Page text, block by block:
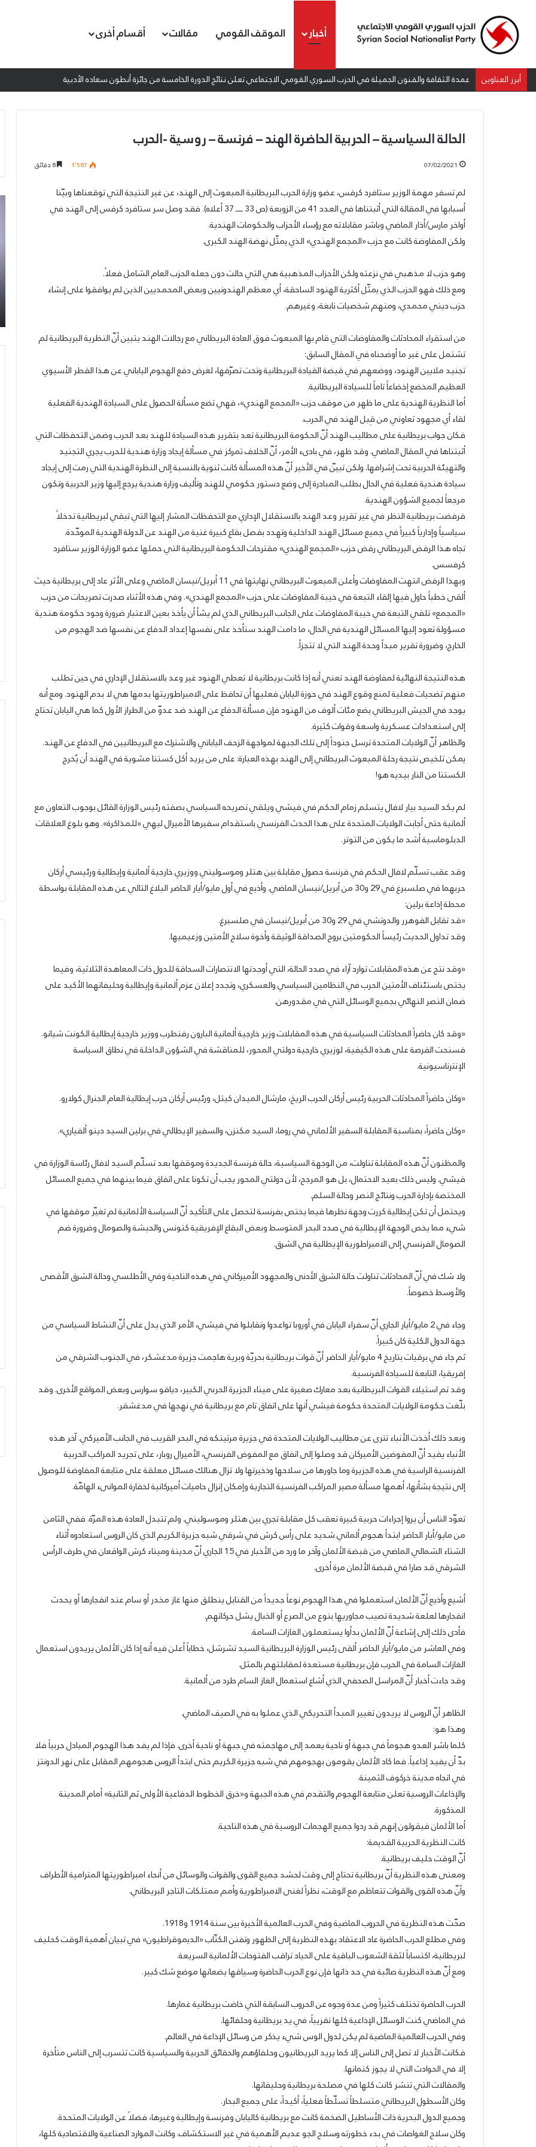
أخبار الموقف القومي مقالات أقسام أخرى
أبرز العناوين عمدة الثقافة والفنون الجميلة في الحزب السوري القومي الاجتماعي تعلن نتائج الدورة الخامسة من جائزة أنطون سعاده الأدبية
الحالة السياسية – الحربية الحاضرة الهند – فرنسة – روسية -الحرب
07/02/2021 1٬587
لم تسفر مهمة الوزير ستافرد كرفس، عضو وزارة الحرب البريطانية المبعوث إلى الهند، عن غير النتيجة التي توقعناها وبيّنا
أسبابها في المقالة التي أثبتناها في العدد 41 من الزوبعة (ص 33 ــــ 37 أعلاه). فقد وصل سر ستافرد كرفس إلى الهند في
أواخر مارس/أذار الماضي وباشر مقابلاته مع رؤساء الأحزاب والحكومات الهندية.
ولكن المفاوضة كانت مع حزب «المجمع الهندي» الذي يمثّل نهضة الهند الكبرى.
وهو حزب لا مذهبي في نزعته ولكن الأحزاب المذهبية هي التي حالت دون جعله الحزب العام الشامل فعلاً.
ومع ذلك فهو الحزب الذي يمثّل أكثرية الهنود الساحقة، أي معظم الهندونيين وبعض المحمديين الذين لم يوافقوا على إنشاء
حزب ديني محمدي، ومنهم شخصيات نابغة، وغيرهم.
من استقراء المحادثات والمفاوضات التي قام بها المبعوث فوق العادة البريطاني مع رجالات الهند يتبين أنّ النظرية البريطانية لم
تشتمل على غير ما أوضحناه في المقال السابق:
تجنيد ملايين الهنود، ووضعهم في قبضة القيادة البريطانية وتحت تصرّفها، لغرض دفع الهجوم الياباني عن هذا القطر الأسيوي
العظيم المخضع إخضاعاً تاماً للسيادة البريطانية.
أما النظرية الهندية على ما ظهر من موقف حزب «المجمع الهندي»، فهي تضع مسألة الحصول على السيادة الهندية الفعلية
لقاء أي مجهود تعاوني من قِبل الهند في الحرب.
فكان جواب بريطانية على مطاليب الهند أنّ الحكومة البريطانية تعد بتقرير هذه السيادة للهند بعد الحرب وضمن التحفظات التي
أثبتناها في المقال الماضي. وقد ظهر، في بادىء الأمر، أنّ الخلاف تمركز في مسألة إيجاد وزارة هندية للحرب يجري التجنيد
والتهيئة الحربية تحت إشرافها. ولكن تبيّن في الأخير أنّ هذه المسألة كانت ثنوية بالنسبة إلى النظرة الهندية التي رمت إلى إيجاد
سيادة هندية فعلية في الحال بطلب المبادرة إلى وضع دستور حكومي للهند وتأليف وزارة هندية يرجع إليها وزير الحربية وتكون
مرجعاً لجميع الشؤون الهندية.
فرفضت بريطانية النظر في غير تقرير وعد الهند بالاستقلال الإداري مع التحفظات المشار إليها التي تبقي لبريطانية تدخلاً
سياسياً وإدارياً كبيراً في جميع مسائل الهند الداخلية وتهدد بفصل بقاع كبيرة غنية من الهند عن الدولة الهندية الموحّدة.
تجاه هذا الرفض البريطاني رفض حزب «المجمع الهندي» مقترحات الحكومة البريطانية التي حملها عضو الوزارة الوزير ستافرد
كرفسس.
وبهذا الرفض انتهت المفاوضات وأعلن المبعوث البريطاني نهايتها في 11 أبريل/نيسان الماضي وعلى الأثر عاد إلى بريطانية حيث
ألقى خطباً حاول فيها إلقاء التبعة في خيبة المفاوضات على حزب «المجمع الهندي». وفي هذه الأثناء صدرت تصريحات من حزب
«المجمع» تلقي التبعة في خيبة المفاوضات على الجانب البريطاني الذي لم يشأ أن يأخذ بعين الاعتبار ضرورة وجود حكومة هندية
مسؤولة تعود إليها المسائل الهندية في الحال، ما دامت الهند ستأخذ على نفسها إعداد الدفاع عن نفسها ضد الهجوم من
الخارج، وضرورة تقرير مبدأ وحدة الهند التي لا تتجزأ.
هذه النتيجة النهائية لمفاوضة الهند تعني أنه إذا كانت بريطانية لا تعطي الهنود غير وعد بالاستقلال الإداري في حين تطلب
منهم تضحيات فعلية لمنع وقوع الهند في حوزة اليابان فعليها أن تحافظ على الامبراطوريتها بدمها هي لا بدم الهنود. ومع أنه
يوجد في الجيش البريطاني بضع مئات ألوف من الهنود فإن مسألة الدفاع عن الهند ضد عدوّ من الطراز الأول كما هي اليابان تحتاج
إلى استعدادات عسكرية واسعة وقوات كثيرة.
والظاهر أنّ الولايات المتحدة ترسل جنوداً إلى تلك الجبهة لمواجهة الزحف الياباني والاشترك مع البريطانيين في الدفاع عن الهند.
يمكن تلخيص نتيجة رحلة المبعوث البريطاني إلى الهند بهذه العبارة: على من يريد أكل كستنا مشوية في الهند أن يُخرج
الكستنا من النار بيديه هو!
لم يكد السيد بيار لافال يتسلم زمام الحكم في فيشي ويلقي تصريحه السياسي بصفته رئيس الوزارة القائل بوجوب التعاون مع
ألمانية حتى أجابت الولايات المتحدة على هذا الحدث الفرنسي باستقدام سفيرها الأميرال ليهي «للمذاكرة». وهو بلوغ العلاقات
الدبلوماسية أشد ما يكون من التوتر.
وقد عقب تسلّم لافال الحكم في فرنسة حصول مقابلة بين هتلر وموسوليني ووزيري خارجية ألمانية وإيطالية ورئيسي أركان
حربهما في صلسبرغ في 29 و30 من أبريل/نيسان الماضي. وأذيع في أول مايو/أيار الحاضر البلاغ التالي عن هذه المقابلة بواسطة
محطة إذاعة برلين:
«قد تقابل الفوهرر والدوتشي في 29 و30 من أبريل/نيسان في صلسبرغ.
وقد تداول الحديث رئيساً الحكومتين بروح الصداقة الوثيقة وأخوة سلاح الأمتين وزعيميها.
«وقد نتج عن هذه المقابلات توارد آراء في صدد الحالة، التي أوجدتها الانتصارات السحاقة للدول ذات المعاهدة الثلاثية، وفيما
يختص باستئناف الأمتين الحرب في النظامين السياسي والعسكري، وتجدد إعلان عزم ألمانية وإيطالية وحليفاتهما الأكيد على
ضمان النصر النهائي بجميع الوسائل التي في مقدورهن.
«وقد كان حاضراً المحادثات السياسية في هذه المقابلات وزير خارجية ألمانية البارون رفنطرب ووزير خارجية إيطالية الكونت شيانو.
فسنحت الفرصة على هذه الكيفية، لوزيري خارجية دولتي المحور، للمناقشة في الشؤون الداخلة في نطاق السياسة
الإنترناسيونية.
«وكان حاضراً المحادثات الحربية رئيس أركان الحرب الريخ، مارشال الميدان كيتل، ورئيس أركان حرب إيطالية العام الجنرال كولارو.
«وكان حاضراً، بمناسبة المقابلة السفير الألماني في روما، السيد مكنزن، والسفير الإيطالي في برلين السيد دينو ألفياري».
والمظنون أنّ هذه المقابلة تناولت، من الوجهة السياسية، حالة فرنسة الجديدة وموقفها بعد تسلّم السيد لافال رئاسة الوزارة في
فيشي. وليس ذلك بعيد الاحتمال، بل هو المرجح، لأن دولتي المحور يجب أن تكونا على اتفاق فيما بينهما في جميع المسائل
المختصة بإدارة الحرب ونتائج النصر وحالة السلم.
ويحتمل أن تكن إيطالية كررت وجهة نظرها فيما يختص بفرنسة لتحصل على التأكيد أنّ السياسة الألمانية لم تغيّر موقفها في
شيء مما يخص الوجهة الإيطالية في صدد البحر المتوسط وبعض البقاع الإفريقية كتونس والحبشة والصومال وضرورة ضم
الصومال الفرنسي إلى الامبراطورية الإيطالية في الشرق.
ولا شك في أنّ المحادثات تناولت حالة الشرق الأدنى والمجهود الأميركاني في هذه الناحية وفي الأطلسي وحالة الشرق الأقصى
والأوسط خصوصاً.
وجاء في 2 مايو/أيار الجاري أنّ سفراء اليابان في أوروبا تواعدوا وتقابلوا في فيشي، الأمر الذي يدل على أنّ النشاط السياسي من
جهة الدول الكلية كان كبيراً.
ثم جاء في برقيات بتاريخ 4 مايو/أيار الحاضر أنّ قوات بريطانية بحريّة وبرية هاجمت جزيرة مدغشكر، في الجنوب الشرقي من
إفريقيا، التابعة للسيادة الفرنسية.
وقد تم استيلاء القوات البريطانية بعد معارك صغيرة على ميناء الجزيرة الحربي الكبير، دياقو سوارس وبعض المواقع الأخرى. وقد
بلّغت حكومة الولايات المتحدة حكومة فيشي أنها على اتفاق تام مع بريطانية في نهجها في مدغشقر.
وبعد ذلك أخذت الأنباء تترى عن مطاليب الولايات المتحدة في جزيرة مرتينكه في البحر القريب في الجانب الأميركي. آخر هذه
الأنباء يفيد أنّ المفوضين الأميركان قد وصلوا إلى اتفاق مع المفوض الفرنسي، الأميرال روبار، على تجريد المراكب الحربية
الفرنسية الراسية في هذه الجزيرة وما جاورها من سلاحها وذخيرتها ولا تزال هنالك مسائل معلقة على متابعة المفاوضة للوصول
إلى نتيجة بشأنها، أهمها مسألة مصير المراكب الفرنسية التجارية وإمكان إنزال حاميات أميركانية لخفارة الموانىء الهامّة.
تعوّد الناس أن يروا إجراءات حربية كبيرة تعقب كل مقابلة تجري بين هتلر وموسوليني. ولم تتبدل العادة هذه المرّة. ففي الثامن
من مايو/أيار الحاضر ابتدأ هجوم ألماني شديد على رأس كرش في شرقي شبه جزيرة الكريم الذي كان الروس استعادوه أثناء
الشتاء الشمالي الماضي من قبضة الألمان وآخر ما ورد من الأخبار في 15 الجاري أنّ مدينة وميناء كرش الواقعان في طرف الرأس
الشرقي قد صارا في قبضة الألمان مرة أخرى.
أشيع وأذيع أنّ الألمان استعملوا في هذا الهجوم نوعاً جديداً من القنابل ينطلق منها غاز مخدر أو سام عند انفجارها أو يحدث
انفجارها لعلعة شديدة تصيب مجاوريها بنوع من الصرع أو الخبال يشل حركاتهم.
فأدى ذلك إلى إشاعة أنّ الألمان بدأوا يستعملون الغازات السامة.
وفي العاشر من مايو/أيار الحاضر ألقى رئيس الوزارة البريطانية السيد تشرشل، خطاباً أعلن فيه أنه إذا كان الألمان يريدون استعمال
الغازات السامة في الحرب فإن بريطانية مستعدة لمقابلتهم بالمثل.
وقد جاءت أخبار أنّ المراسل الصحفي الذي أشاع استعمال الغاز السام طرد من ألمانية.
الظاهر أنّ الروس لا يريدون تغيير المبدأ التحريكي الذي عملوا به في الصيف الماضي.
وهذا هو:
كلما باشر العدو هجوماً في جبهة أو ناحية يعمد إلى مهاجمته في جبهة أو ناحية أخرى. فإذا لم يفد هذا الهجوم المبادل حربياً فلا
بدّ أن يفيد إذاعياً. فما كاد الألمان يقومون بهجومهم في شبه جزيرة الكريم حتى ابتدأ الروس هجومهم المقابل على نهر الدونتز
في اتجاه مدينة خركوف الثمينة.
والإذاعات الروسية تعلن متابعة الهجوم والتقدم في هذه الجبهة و«خرق الخطوط الدفاعية الأولى ثم الثانية» أمام المدينة
المذكورة.
أما الألمان فيقولون إنهم قد ردوا جميع الهجمات الروسية في هذه الناحية.
كانت النظرية الحربية القديمة:
أنّ الوقت حليف بريطانية.
ومعنى هذه النظرية أنّ بريطانية تحتاج إلى وقت لحشد جميع القوى والقوات والوسائل من أنحاء امبراطوريتها المترامية الأطراف
وأنّ هذه القوى والقوات تتعاظم مع الوقت، نظراً لغنى الامبراطورية وأمم ممتلكات التاجر البريطاني.
صحّت هذه النظرية في الحروب الماضية وفي الحرب العالمية الأخيرة بين سنة 1914 و1918.
وفي مطلع الحرب الحاضرة عاد الاعتقاد بهذه النظرية إلى الظهور وتفنن الكتّاب «الديموقراطيون» في تبيان أهمية الوقت كحليف
لبريطانية، اكتساباً لثقة الشعوب الباقية على الحياد تراقب الفتوحات الألمانية السريعة.
ومع أنّ هذه النظرية صائبة في حد ذاتها فإن نوع الحرب الحاضرة وسياقها يضعانها موضع شك كبير.
الحرب الحاضرة تختلف كثيراً ومن عدة وجوه عن الحروب السابقة التي خاضت بريطانية غمارها.
في الماضي كنت الوسائل الإذاعية كلها تقريباً، في يد بريطانية وحلفائها.
وفي الحرب العالمية الماضية لم يكن لدول الوس شيء يذكر من وسائل الإذاعة في العالم.
فكانت الأخبار لا تصل إلى الناس إلا كما يريد البريطانيون وحلفاؤهم والحقائق الحربية والسياسية كانت تتسرب إلى الناس متأخرة
إلا في الحوادث التي لا يجوز كتمانها.
والمقالات التي تنشر كانت كلها في مصلحة بريطانية وحليفاتها.
وكان الأسطول البريطاني متسلطاً تسلّطاً فعلياً، أكيداً، على جميع البحار.
وجميع الدول البحرية ذات الأساطيل الضخمة كانت مع بريطانية كاليابان وفرنسة وإيطالية وغيرها، فضلاً عن الولايات المتحدة.
وكان سلاح الغواصات في بدء خطورته وسلاح الجو عديم الأهمية في غير الاستكشاف. وكانت الموارد الصناعية والاقتصادية كلها،
الشيوعي
والقومي:
للتغيير
والتحرير
الشيوعي والقومي: للتغيير والتحرير
عمدة
الثقافة
والفنون
الجميلة
السوري
القومي
الدورة
من
جائزة
سعاده
31/07/2026
عمدة الثقافة والفنون الجميلة في الحزب السوري
القومي الاجتماعي تعلن نتائج الدورة الخامسة من
الحزب
في
ذكرى
حلبا:
الحساب
يحقّق
العدالة
10/05/2022
الحزب السوّريّ القوميّ الاجتماعيّ في ذكرى
للشّهداء
الحزب
كونترول
الحزب يدعو لرفض الكابيتال كونترول